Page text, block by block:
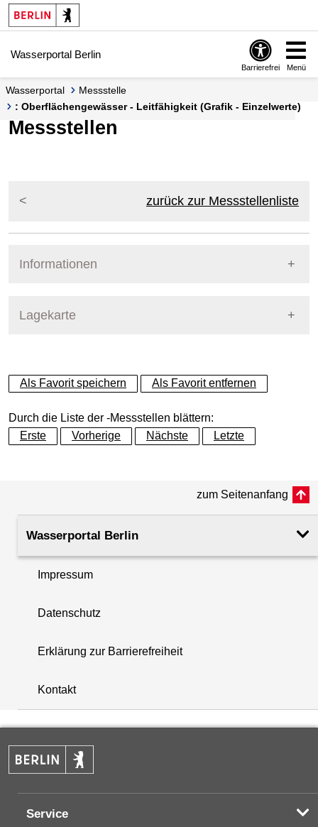
Springe zur Navigation
Springe zum Inhalt
Wasserportal Berlin
Barrierefrei Menü
Wasserportal
Messstelle
: Oberflächengewässer - Leitfähigkeit (Grafik - Einzelwerte)
Messstellen
zurück zur Messstellenliste
Informationen
Lagekarte
+
−
+
−
Als Favorit speichern Als Favorit entfernen
Durch die Liste der -Messstellen blättern:
Erste
Vorherige Nächste Letzte
zum Seitenanfang
Wasserportal Berlin
Impressum
Datenschutz
Erklärung zur Barrierefreiheit
Kontakt
Service